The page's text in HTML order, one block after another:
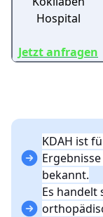
Jetzt anfragen
KDAH ist
bekannt.
Es handelt